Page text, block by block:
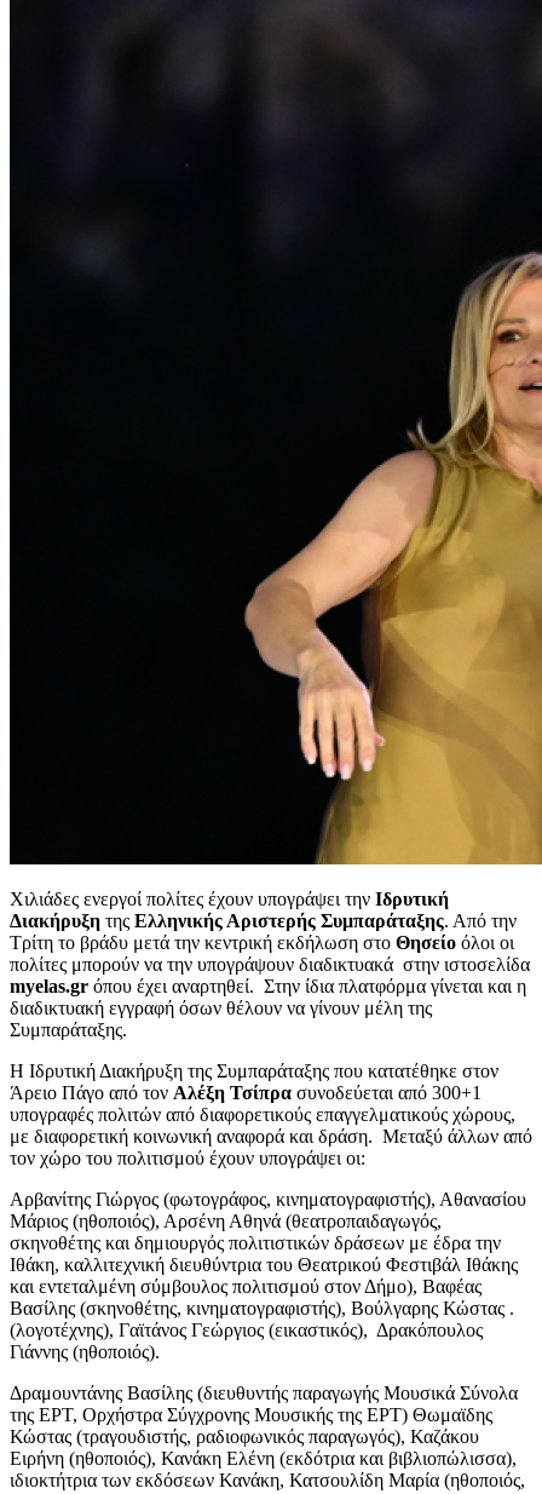
Χιλιάδες ενεργοί πολίτες έχουν υπογράψει την Ιδρυτική
Διακήρυξη της Ελληνικής Αριστερής Συμπαράταξης. Από την
Τρίτη το βράδυ μετά την κεντρική εκδήλωση στο Θησείο όλοι οι
πολίτες μπορούν να την υπογράψουν διαδικτυακά στην ιστοσελίδα
myelas.gr όπου έχει αναρτηθεί. Στην ίδια πλατφόρμα γίνεται και η
διαδικτυακή εγγραφή όσων θέλουν να γίνουν μέλη της
Συμπαράταξης.
Η Ιδρυτική Διακήρυξη της Συμπαράταξης που κατατέθηκε στον
Άρειο Πάγο από τον Αλέξη Τσίπρα συνοδεύεται από 300+1
υπογραφές πολιτών από διαφορετικούς επαγγελματικούς χώρους,
με διαφορετική κοινωνική αναφορά και δράση. Μεταξύ άλλων από
τον χώρο του πολιτισμού έχουν υπογράψει οι:
Aρβανίτης Γιώργος (φωτογράφος, κινηματογραφιστής), Αθανασίου
Μάριος (ηθοποιός), Αρσένη Αθηνά (θεατροπαιδαγωγός,
σκηνοθέτης και δημιουργός πολιτιστικών δράσεων με έδρα την
Ιθάκη, καλλιτεχνική διευθύντρια του Θεατρικού Φεστιβάλ Ιθάκης
και εντεταλμένη σύμβουλος πολιτισμού στον Δήμο), Βαφέας
Βασίλης (σκηνοθέτης, κινηματογραφιστής), Βούλγαρης Κώστας .
(λογοτέχνης), Γαϊτάνος Γεώργιος (εικαστικός), Δρακόπουλος
Γιάννης (ηθοποιός).
Δραμουντάνης Βασίλης (διευθυντής παραγωγής Μουσικά Σύνολα
της ΕΡΤ, Ορχήστρα Σύγχρονης Μουσικής της ΕΡΤ) Θωμαϊδης
Κώστας (τραγουδιστής, ραδιοφωνικός παραγωγός), Καζάκου
Ειρήνη (ηθοποιός), Κανάκη Ελένη (εκδότρια και βιβλιοπώλισσα),
ιδιοκτήτρια των εκδόσεων Κανάκη, Κατσουλίδη Μαρία (ηθοποιός,